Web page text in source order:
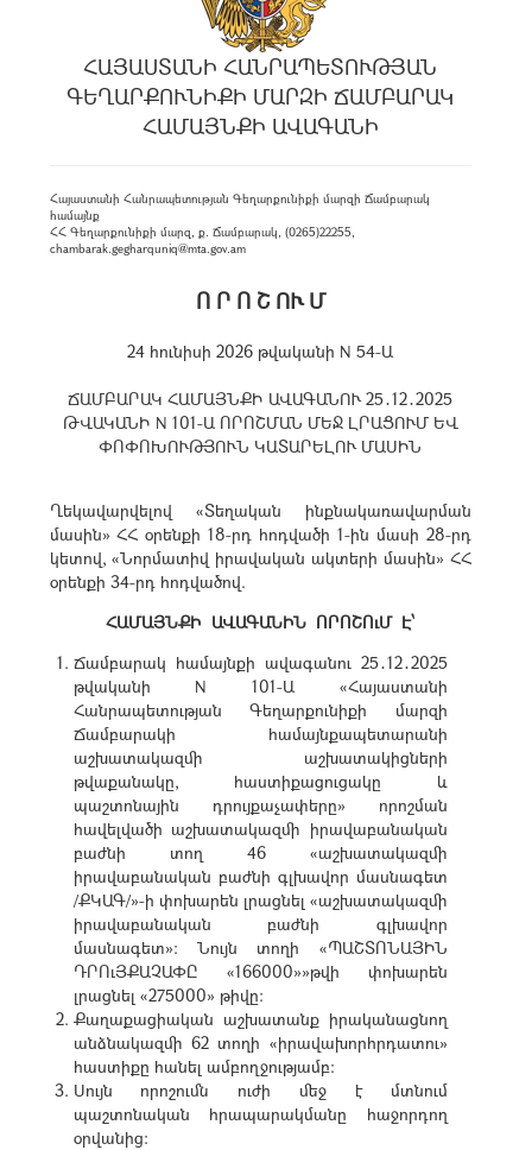
ՀԱՅԱՍՏԱՆԻ ՀԱՆՐԱՊԵՏՈՒԹՅԱՆ
ԳԵՂԱՐՔՈՒՆԻՔԻ ՄԱՐԶԻ ՃԱՄԲԱՐԱԿ
ՀԱՄԱՅՆՔԻ ԱՎԱԳԱՆԻ
Հայաստանի Հանրապետության Գեղարքունիքի մարզի Ճամբարակ
համայնք
ՀՀ Գեղարքունիքի մարզ, ք. Ճամբարակ, (0265)22255,
chambarak.gegharquniq@mta.gov.am
Ո Ր Ո Շ ՈՒ Մ
24 հունիսի 2026 թվականի N 54-Ա
ՃԱՄԲԱՐԱԿ ՀԱՄԱՅՆՔԻ ԱՎԱԳԱՆՈՒ 25․12․2025
ԹՎԱԿԱՆԻ N 101-Ա ՈՐՈՇՄԱՆ ՄԵՋ ԼՐԱՑՈՒՄ ԵՎ
ՓՈՓՈԽՈՒԹՅՈՒՆ ԿԱՏԱՐԵԼՈՒ ՄԱՍԻՆ
Ղեկավարվելով «Տեղական ինքնակառավարման
մասին» ՀՀ օրենքի 18-րդ հոդվածի 1-ին մասի 28-րդ
կետով, «Նորմատիվ իրավական ակտերի մասին» ՀՀ
օրենքի 34-րդ հոդվածով.
ՀԱՄԱՅՆՔԻ ԱՎԱԳԱՆԻՆ ՈՐՈՇՈւՄ Է՝
Ճամբարակ համայնքի ավագանու 25․12․2025
թվականի N 101-Ա «Հայաստանի
Հանրապետության Գեղարքունիքի մարզի
Ճամբարակի համայնքապետարանի
աշխատակազմի աշխատակիցների
թվաքանակը, հաստիքացուցակը և
պաշտոնային դրույքաչափերը» որոշման
հավելվածի աշխատակազմի իրավաբանական
բաժնի տող 46 «աշխատակազմի
իրավաբանական բաժնի գլխավոր մասնագետ
/ՔԿԱԳ/»-ի փոխարեն լրացնել «աշխատակազմի
իրավաբանական բաժնի գլխավոր
մասնագետ»։ Նույն տողի «ՊԱՇՏՈՆԱՅԻՆ
ԴՐՈւՅՔԱՉԱՓԸ «166000»»թվի փոխարեն
լրացնել «275000» թիվը։
Քաղաքացիական աշխատանք իրականացնող
անձնակազմի 62 տողի «իրավախորհրդատու»
հաստիքը հանել ամբողջությամբ։
Սույն որոշումն ուժի մեջ է մտնում
պաշտոնական հրապարակմանը հաջորդող
օրվանից: